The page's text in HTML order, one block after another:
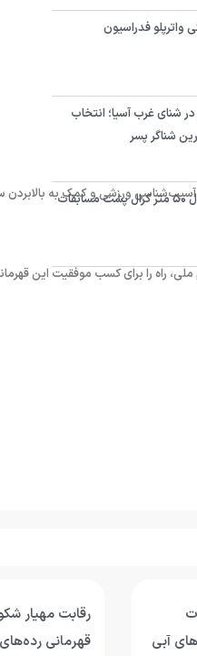
ورزشی و کمک به بالابردن
راه را برای کسب موفقیت این
فدراسیون
شنای غرب آسیا؛ انتخاب
شناگر پسر
صعود هومر عباسی به فینال ۵۰ متر کرال پشت مسابقات
آبی
رقابت مهیار
قهرمانی